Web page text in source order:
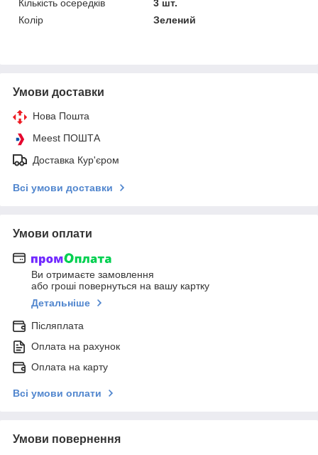
Кількість осередків
3 шт.
Колір
Зелений
Умови доставки
Нова Пошта
Meest ПОШТА
Доставка Кур'єром
Всі умови доставки
Умови оплати
Ви отримаєте замовлення
або гроші повернуться на вашу картку
Детальніше
Післяплата
Оплата на рахунок
Оплата на карту
Всі умови оплати
Умови повернення